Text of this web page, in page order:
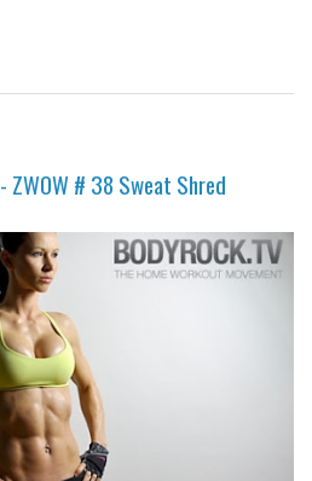
ZWOW # 38 Sweat Shred